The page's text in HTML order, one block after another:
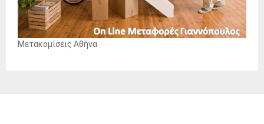
Μετακομίσεις Αθήνα